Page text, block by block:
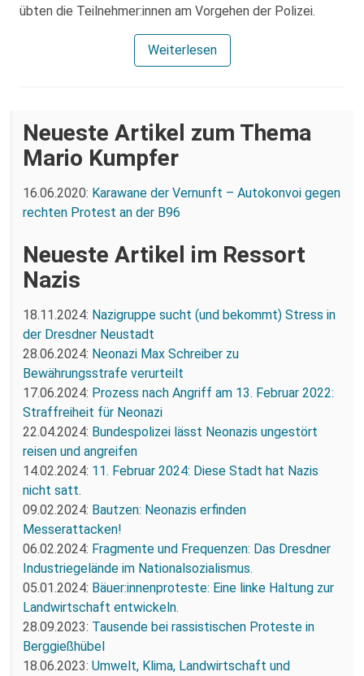
übten die Teilnehmer:innen am Vorgehen der Polizei.
Weiterlesen
Neueste Artikel zum Thema
Mario Kumpfer
16.06.2020: Karawane der Vernunft – Autokonvoi gegen
rechten Protest an der B96
Neueste Artikel im Ressort
Nazis
18.11.2024: Nazigruppe sucht (und bekommt) Stress in
der Dresdner Neustadt
28.06.2024: Neonazi Max Schreiber zu
Bewährungsstrafe verurteilt
17.06.2024: Prozess nach Angriff am 13. Februar 2022:
Straffreiheit für Neonazi
22.04.2024: Bundespolizei lässt Neonazis ungestört
reisen und angreifen
14.02.2024: 11. Februar 2024: Diese Stadt hat Nazis
nicht satt.
09.02.2024: Bautzen: Neonazis erfinden
Messerattacken!
06.02.2024: Fragmente und Frequenzen: Das Dresdner
Industriegelände im Nationalsozialismus.
05.01.2024: Bäuer:innenproteste: Eine linke Haltung zur
Landwirtschaft entwickeln.
28.09.2023: Tausende bei rassistischen Proteste in
Berggießhübel
18.06.2023: Umwelt, Klima, Landwirtschaft und